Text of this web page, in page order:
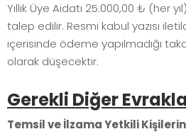
Yıllık Üye Aidatı 25.000,00 ₺ (her yıl)
talep edilir. Resmi kabul yazısı
içerisinde ödeme yapılmadığı
olarak düşecektir.
Gerekli Diğer
Temsil ve İlzama Yetkili